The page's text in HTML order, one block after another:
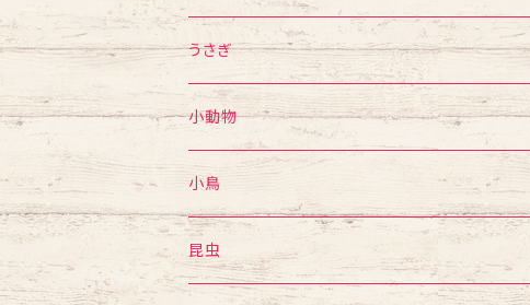
フード・おやつ
食器・給水ボトル
かじり木・おもちゃ
ゲージ・ハウス
うさぎ
フード・おやつ
食器・給水ボトル
かじり木・おもちゃ
小動物
フード・おやつ
食器・給水ボトル
小鳥
mania
昆虫